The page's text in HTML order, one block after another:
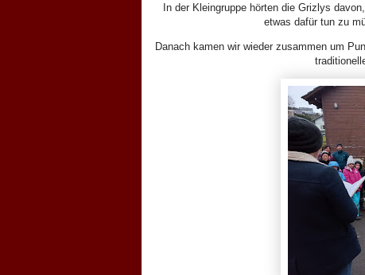
In der Kleingruppe hörten die Grizlys
etwas dafür tun zu
Danach kamen wir wieder zusammen um